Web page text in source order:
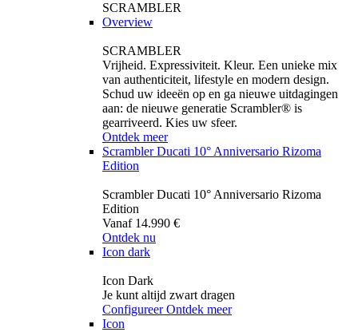
SCRAMBLER
Overview
SCRAMBLER
Vrijheid. Expressiviteit. Kleur. Een unieke mix
van authenticiteit, lifestyle en modern design.
Schud uw ideeën op en ga nieuwe uitdagingen
aan: de nieuwe generatie Scrambler® is
gearriveerd. Kies uw sfeer.
Ontdek meer
Scrambler Ducati 10° Anniversario Rizoma
Edition
Scrambler Ducati 10° Anniversario Rizoma
Edition
Vanaf 14.990 €
Ontdek nu
Icon dark
Icon Dark
Je kunt altijd zwart dragen
Configureer Ontdek meer
Icon